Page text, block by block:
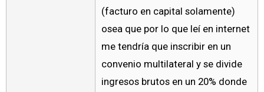
(facturo en capital solamente)
osea que por lo que leí en internet
me tendría que inscribir en un
convenio multilateral y se divide
ingresos brutos en un 20% donde